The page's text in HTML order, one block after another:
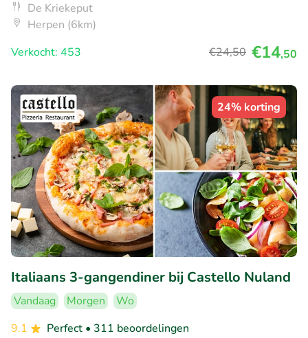
De Kriekeput
Herpen (6km)
Verkocht: 453
€24,50 €14,50
24% korting
Italiaans 3-gangendiner bij Castello Nuland
Vandaag Morgen
Wo
9.1
Perfect • 311 beoordelingen